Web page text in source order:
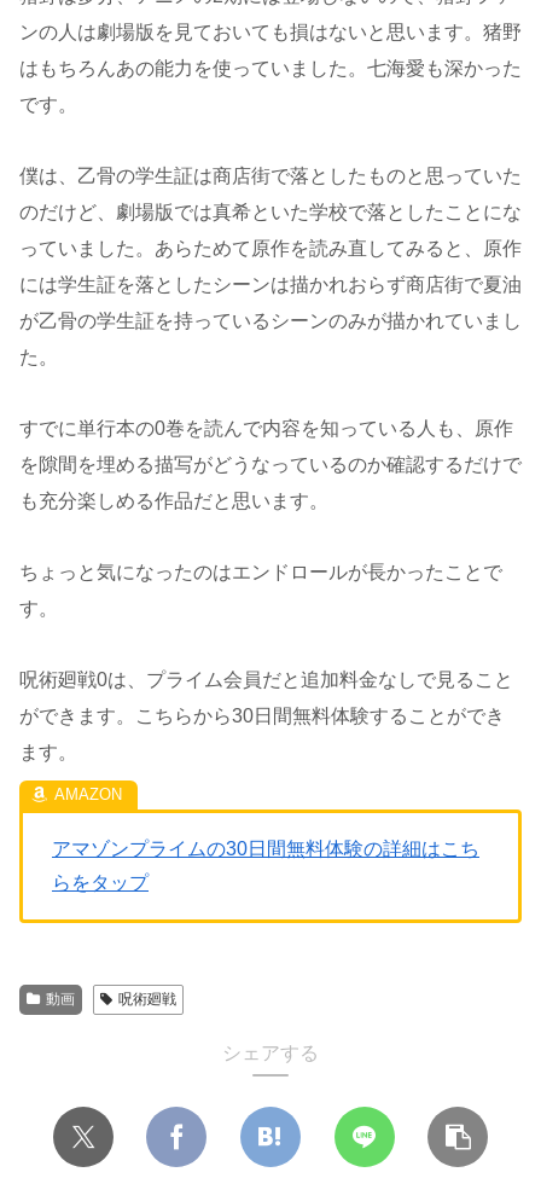
ンの人は劇場版を見ておいても損はないと思います。猪野
はもちろんあの能力を使っていました。七海愛も深かった
です。
僕は、乙骨の学生証は商店街で落としたものと思っていた
のだけど、劇場版では真希といた学校で落としたことにな
っていました。あらためて原作を読み直してみると、原作
には学生証を落としたシーンは描かれおらず商店街で夏油
が乙骨の学生証を持っているシーンのみが描かれていまし
た。
すでに単行本の0巻を読んで内容を知っている人も、原作
を隙間を埋める描写がどうなっているのか確認するだけで
も充分楽しめる作品だと思います。
ちょっと気になったのはエンドロールが長かったことで
す。
呪術廻戦0は、プライム会員だと追加料金なしで見ること
ができます。こちらから30日間無料体験することができ
ます。
アマゾンプライムの30日間無料体験の詳細はこち
らをタップ
動画 呪術廻戦
シェアする